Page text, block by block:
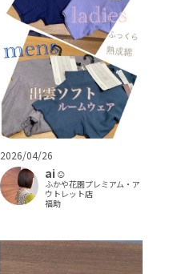
2026/04/26
ai‪‪☺︎‬
ふかや花園プレミアム・ア
ウトレット店
福助